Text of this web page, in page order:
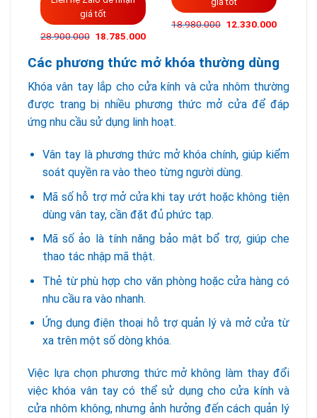
giá tốt
28.900.000 Giá
28.900.000VND.
18.785.000Giá
là:
18.980.000 Giá
12.330.000Giá
Các phương thức mở khóa thường dùng
Khóa vân tay lắp cho cửa kính và cửa nhôm thường
được trang bị nhiều phương thức mở cửa để đáp
ứng nhu cầu sử dụng linh hoạt.
Vân tay là phương thức mở khóa chính, giúp kiểm
soát quyền ra vào theo từng người dùng.
Mã số hỗ trợ mở cửa khi tay ướt hoặc không tiện
dùng vân tay, cần đặt đủ phức tạp.
Mã số ảo là tính năng bảo mật bổ trợ, giúp che
thao tác nhập mã thật.
Thẻ từ phù hợp cho văn phòng hoặc cửa hàng có
nhu cầu ra vào nhanh.
Ứng dụng điện thoại hỗ trợ quản lý và mở cửa từ
xa trên một số dòng khóa.
Việc lựa chọn phương thức mở không làm thay đổi
việc khóa vân tay có thể sử dụng cho cửa kính và
cửa nhôm không, nhưng ảnh hưởng đến cách quản lý